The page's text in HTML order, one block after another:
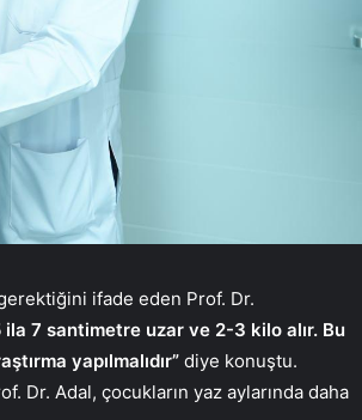
ifade eden Prof. Dr.
7 santimetre uzar ve 2-3 kilo alır. Bu
yapılmalıdır” diye konuştu.
Dr. Adal, çocukların yaz aylarında daha